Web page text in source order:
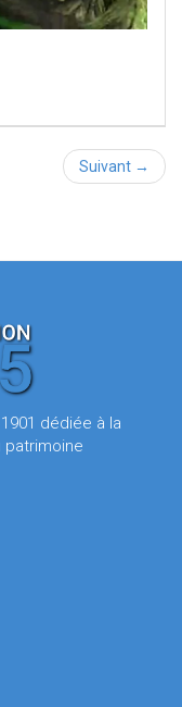
Suivant →
dédiée à la
patrimoine